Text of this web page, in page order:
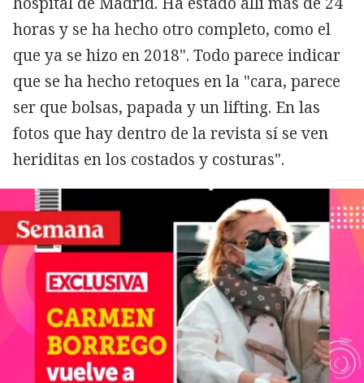
horas y se ha hecho otro completo, como el
que ya se hizo en 2018". Todo parece indicar
que se ha hecho retoques en la "cara, parece
ser que bolsas, papada y un lifting. En las
fotos que hay dentro de la revista sí se ven
heriditas en los costados y costuras".